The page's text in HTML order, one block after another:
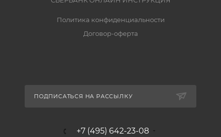
Политика конфиденциальности
Договор-оферта
ПОДПИСАТЬСЯ НА РАССЫЛКУ
+7 (495) 642-23-08